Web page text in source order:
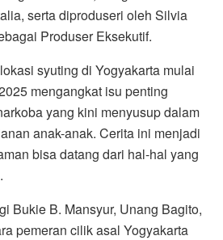
serta diproduseri oleh Silvia
Produser Eksekutif.
syuting di Yogyakarta mulai
mengangkat isu penting
yang kini menyusup dalam
anak-anak. Cerita ini menjadi
bisa datang dari hal-hal yang
Bukie B. Mansyur, Unang Bagito,
pemeran cilik asal Yogyakarta